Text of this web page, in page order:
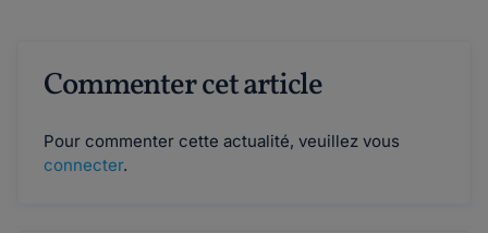
Commenter cet article
Pour commenter cette actualité, veuillez vous
connecter.